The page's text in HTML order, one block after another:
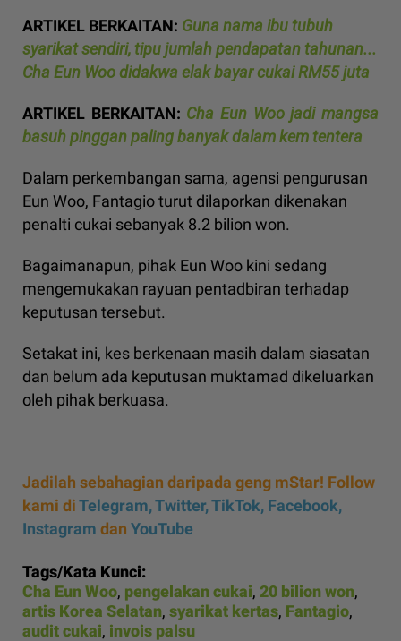
ARTIKEL BERKAITAN: Guna nama ibu tubuh
syarikat sendiri, tipu jumlah pendapatan tahunan...
Cha Eun Woo didakwa elak bayar cukai RM55 juta
ARTIKEL BERKAITAN: Cha Eun Woo jadi mangsa
basuh pinggan paling banyak dalam kem tentera
Dalam perkembangan sama, agensi pengurusan
Eun Woo, Fantagio turut dilaporkan dikenakan
penalti cukai sebanyak 8.2 bilion won.
Bagaimanapun, pihak Eun Woo kini sedang
mengemukakan rayuan pentadbiran terhadap
keputusan tersebut.
Setakat ini, kes berkenaan masih dalam siasatan
dan belum ada keputusan muktamad dikeluarkan
oleh pihak berkuasa.
Jadilah sebahagian daripada geng mStar! Follow
kami diTelegram,Twitter,TikTok, Facebook,
Instagram dan YouTube
Tags/Kata Kunci:
Cha Eun Woo, pengelakan cukai, 20 bilion won,
artis Korea Selatan, syarikat kertas, Fantagio,
audit cukai, invois palsu